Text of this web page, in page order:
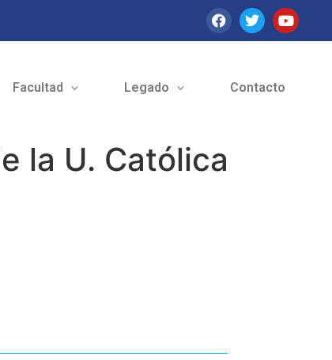
Facultad Legado Contacto
la U. Católica